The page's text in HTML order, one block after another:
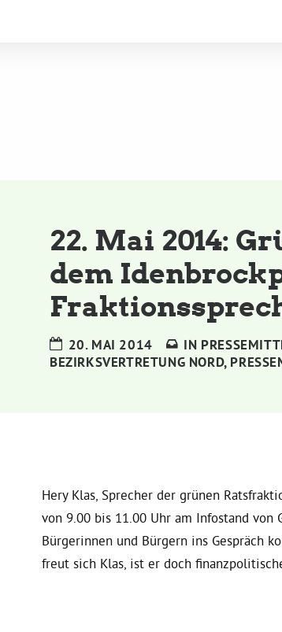
22. Mai 2014:
dem
20. MAI 2014 IN
BEZIRKSVERTRETUNG NORD,
Hery Klas, Sprecher der grünen
von 9.00 bis 11.00 Uhr am Infostand von
Bürgerinnen und Bürgern ins Gespräch
freut sich Klas, ist er doch